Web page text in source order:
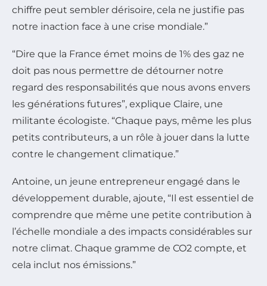
chiffre peut sembler dérisoire, cela ne justifie pas
notre inaction face à une crise mondiale.”
“Dire que la France émet moins de 1% des gaz ne
doit pas nous permettre de détourner notre
regard des responsabilités que nous avons envers
les générations futures”, explique Claire, une
militante écologiste. “Chaque pays, même les plus
petits contributeurs, a un rôle à jouer dans la lutte
contre le changement climatique.”
Antoine, un jeune entrepreneur engagé dans le
développement durable, ajoute, “Il est essentiel de
comprendre que même une petite contribution à
l’échelle mondiale a des impacts considérables sur
notre climat. Chaque gramme de CO2 compte, et
cela inclut nos émissions.”